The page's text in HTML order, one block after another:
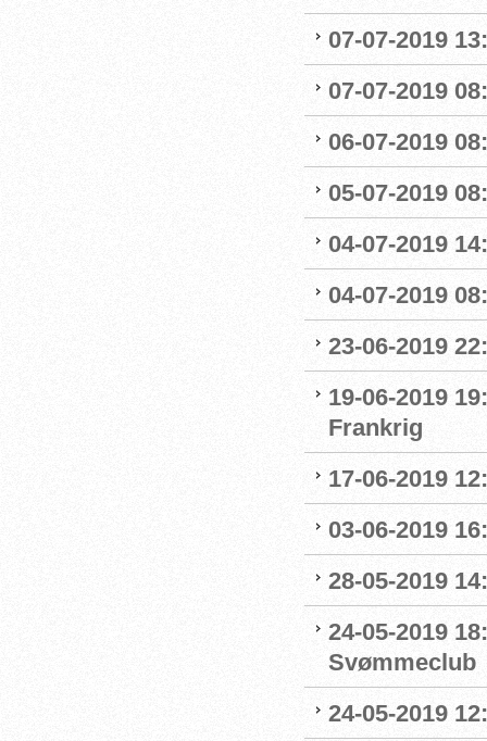
07-07-2019
07-07-2019
06-07-2019
05-07-2019
04-07-2019
04-07-2019
23-06-2019
19-06-2019
Frankrig
17-06-2019
03-06-2019
28-05-2019
24-05-2019
Svømmeclub
24-05-2019